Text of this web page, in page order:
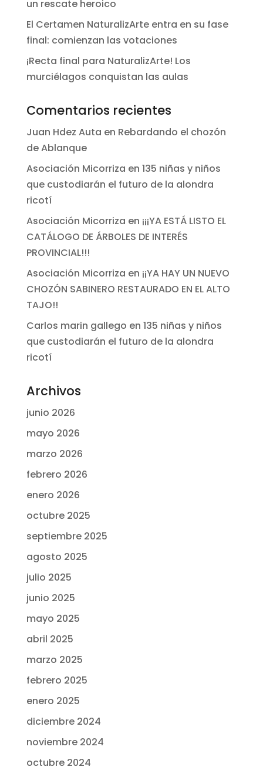
un rescate heroico
El Certamen NaturalizArte entra en su fase
final: comienzan las votaciones
¡Recta final para NaturalizArte! Los
murciélagos conquistan las aulas
Comentarios recientes
Juan Hdez Auta en Rebardando el chozón
de Ablanque
Asociación Micorriza en 135 niñas y niños
que custodiarán el futuro de la alondra
ricotí
Asociación Micorriza en ¡¡¡YA ESTÁ LISTO EL
CATÁLOGO DE ÁRBOLES DE INTERÉS
PROVINCIAL!!!
Asociación Micorriza en ¡¡YA HAY UN NUEVO
CHOZÓN SABINERO RESTAURADO EN EL ALTO
TAJO!!
Carlos marin gallego en 135 niñas y niños
que custodiarán el futuro de la alondra
ricotí
Archivos
junio 2026
mayo 2026
marzo 2026
febrero 2026
enero 2026
octubre 2025
septiembre 2025
agosto 2025
julio 2025
junio 2025
mayo 2025
abril 2025
marzo 2025
febrero 2025
enero 2025
diciembre 2024
noviembre 2024
octubre 2024